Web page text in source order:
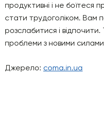
продуктивні і не боїтеся
стати трудоголіком. Вам
розслабитися і
проблеми з новими
Джерело: coma.in.ua